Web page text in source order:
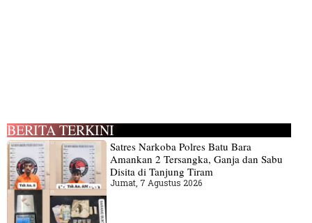
BERITA TERKINI
Satres Narkoba Polres Batu Bara
Amankan 2 Tersangka, Ganja dan Sabu
Disita di Tanjung Tiram
Jumat, 7 Agustus 2026